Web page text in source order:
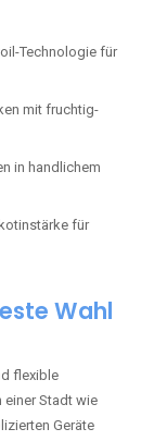
Technologie für
mit fruchtig-
in handlichem
für
Wahl
flexible
einer Stadt wie
Geräte